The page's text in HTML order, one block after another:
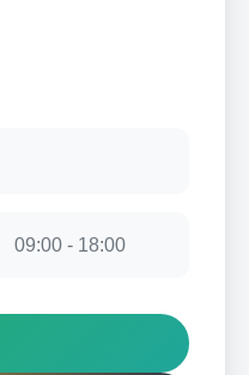
09:00 - 18:00